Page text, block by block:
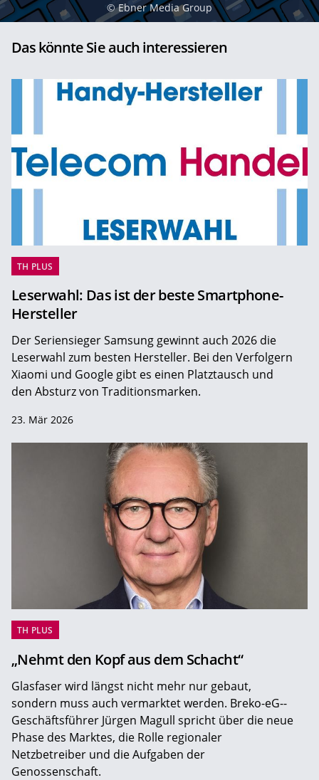
© Ebner Media Group
Das könnte Sie auch interessieren
TH PLUS
Leserwahl: Das ist der beste Smartphone-
Hersteller
Der Seriensieger Samsung gewinnt auch 2026 die
Leserwahl zum ­besten Hersteller. Bei den Verfolgern
Xiaomi und Google gibt es einen Platztausch und
den Absturz von Traditionsmarken.
23. Mär 2026
TH PLUS
„Nehmt den Kopf aus dem Schacht“
Glasfaser wird längst nicht mehr nur gebaut,
sondern muss auch vermarktet werden. Breko-eG-­
Geschäftsführer Jürgen Magull spricht über die neue
Phase des Marktes, die Rolle regionaler
Netzbetreiber und die Aufgaben der
Genossenschaft.